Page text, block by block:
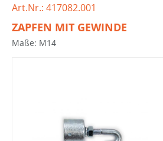
Art.Nr.: 417082.001
ZAPFEN MIT GEWINDE
Maße: M14